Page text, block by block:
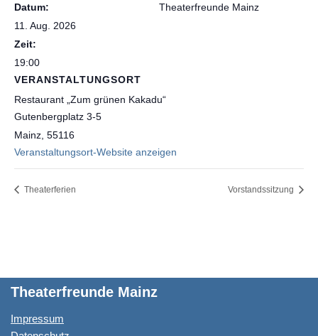
Datum:
11. Aug. 2026
Zeit:
19:00
VERANSTALTUNGSORT
Restaurant „Zum grünen Kakadu“
Gutenbergplatz 3-5
Mainz 55116
Veranstaltungsort-Website anzeigen
Theaterfreunde Mainz
Theaterferien Vorstandssitzung
Theaterfreunde Mainz
Impressum